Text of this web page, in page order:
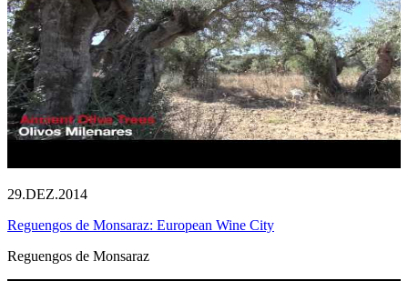
29.DEZ.2014
Reguengos de Monsaraz: European Wine City
Reguengos de Monsaraz